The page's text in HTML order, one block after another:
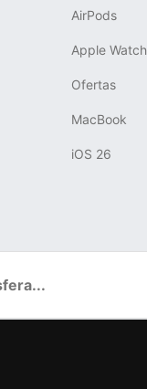
AirPods
Apple Watch
Ofertas
MacBook
iOS 26